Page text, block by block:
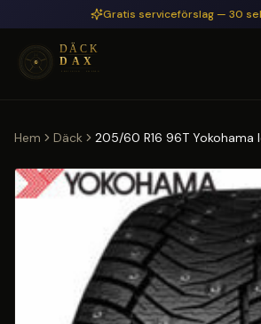
Hoppa till huvudinnehållGratis serviceförslag — 30
Hem Däck 205/60 R16 96T Yokohama